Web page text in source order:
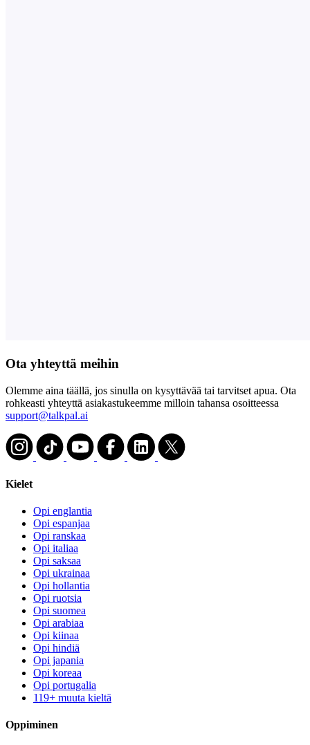
Ota yhteyttä meihin
Olemme aina täällä, jos sinulla on kysyttävää tai tarvitset apua. Ota
rohkeasti yhteyttä asiakastukeemme milloin tahansa osoitteessa
support@talkpal.ai
Kielet
Opi englantia
Opi espanjaa
Opi ranskaa
Opi italiaa
Opi saksaa
Opi ukrainaa
Opi hollantia
Opi ruotsia
Opi suomea
Opi arabiaa
Opi kiinaa
Opi hindiä
Opi japania
Opi koreaa
Opi portugalia
119+ muuta kieltä
Oppiminen